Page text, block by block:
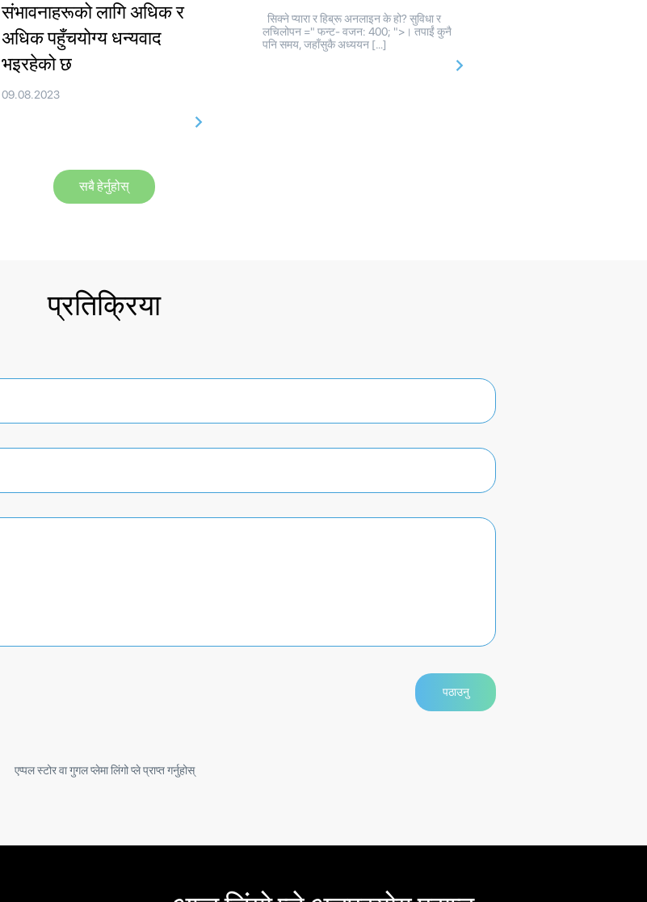
संभावनाहरूको लागि अधिक र
अधिक पहुँचयोग्य धन्यवाद
भइरहेको छ
09.08.2023
सिक्ने प्यारा र हिब्रू अनलाइन के हो? सुविधा र
लचिलोपन =" फन्ट- वजन: 400; ">। तपाईं कुनै
पनि समय, जहाँसुकै अध्ययन […]
सबै हेर्नुहोस्
प्रतिक्रिया
एप्पल स्टोर वा गुगल प्लेमा लिंगो प्ले प्राप्त गर्नुहोस्